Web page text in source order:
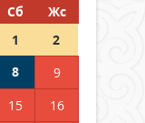
Сб
Жс
1
2
8
9
15
16